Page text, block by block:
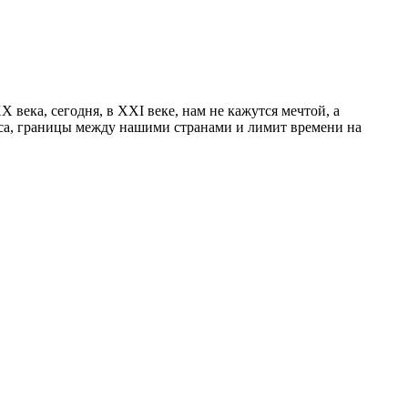
века, сегодня, в ХХI веке, нам не кажутся мечтой, а
границы между нашими странами и лимит времени на